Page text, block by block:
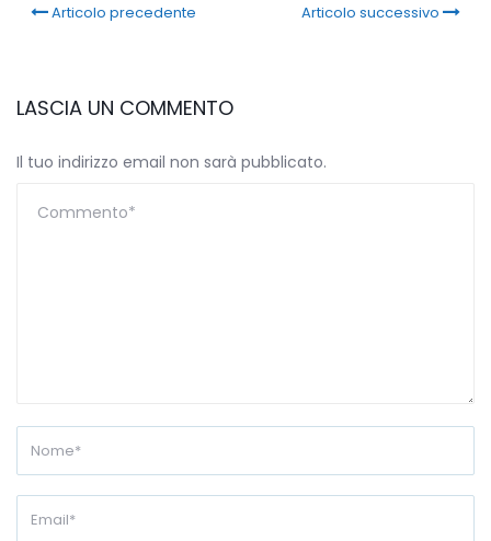
Articolo precedente Articolo successivo
LASCIA UN COMMENTO
Il tuo indirizzo email non sarà pubblicato.